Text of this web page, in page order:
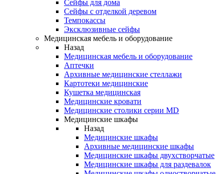
Сейфы для дома
Сейфы с отделкой деревом
Темпокассы
Эксклюзивные сейфы
Медицинская мебель и оборудование
Назад
Медицинская мебель и оборудование
Аптечки
Архивные медицинские стеллажи
Картотеки медицинские
Кушетка медицинская
Медицинские кровати
Медицинские столики серии MD
Медицинские шкафы
Назад
Медицинские шкафы
Архивные медицинские шкафы
Медицинские шкафы двухстворчатые
Медицинские шкафы для раздевалок